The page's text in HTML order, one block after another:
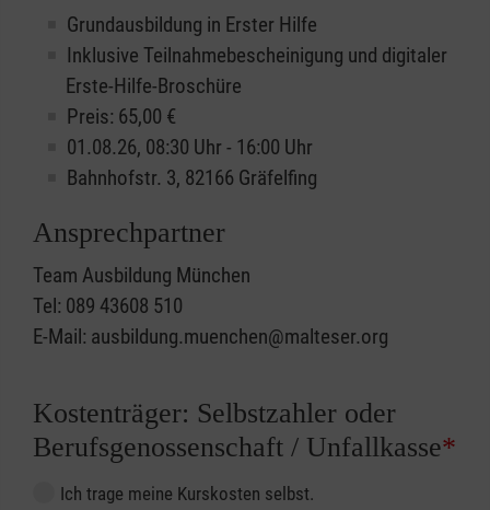
Grundausbildung in Erster Hilfe
Inklusive Teilnahmebescheinigung und digitaler
Erste-Hilfe-Broschüre
Preis: 65,00 €
01.08.26, 08:30 Uhr - 16:00 Uhr
Bahnhofstr. 3, 82166 Gräfelfing
Ansprechpartner
Team Ausbildung München
Tel: 089 43608 510
E-Mail: ausbildung.muenchen@malteser.org
Kostenträger: Selbstzahler oder
Berufsgenossenschaft / Unfallkasse*
Ich trage meine Kurskosten selbst.